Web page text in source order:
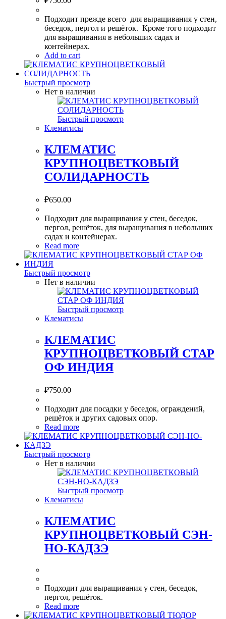
Подходит прежде всего для выращивания у стен,
беседок, пергол и решёток. Кроме того подходит
для выращивания в небольших садах и
контейнерах.
Add to cart
Быстрый просмотр
Нет в наличии
Быстрый просмотр
Клематисы
КЛЕМАТИС
КРУПНОЦВЕТКОВЫЙ
СОЛИДАРНОСТЬ
₽650.00
Подходит для выращивания у стен, беседок,
пергол, решёток, для выращивания в небольших
садах и контейнерах.
Read more
Быстрый просмотр
Нет в наличии
Быстрый просмотр
Клематисы
КЛЕМАТИС
КРУПНОЦВЕТКОВЫЙ СТАР
ОФ ИНДИЯ
₽750.00
Подходит для посадки у беседок, ограждений,
решёток и других садовых опор.
Read more
Быстрый просмотр
Нет в наличии
Быстрый просмотр
Клематисы
КЛЕМАТИС
КРУПНОЦВЕТКОВЫЙ СЭН-
НО-КАДЗЭ
Подходит для выращивания у стен, беседок,
пергол, решёток.
Read more